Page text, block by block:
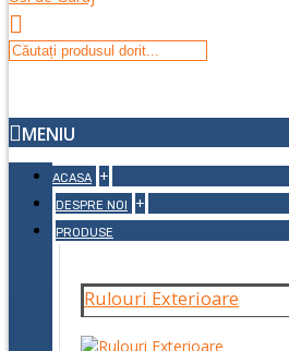
MENIU
ACASA +
DESPRE NOI +
PRODUSE
Rulouri Exterioare